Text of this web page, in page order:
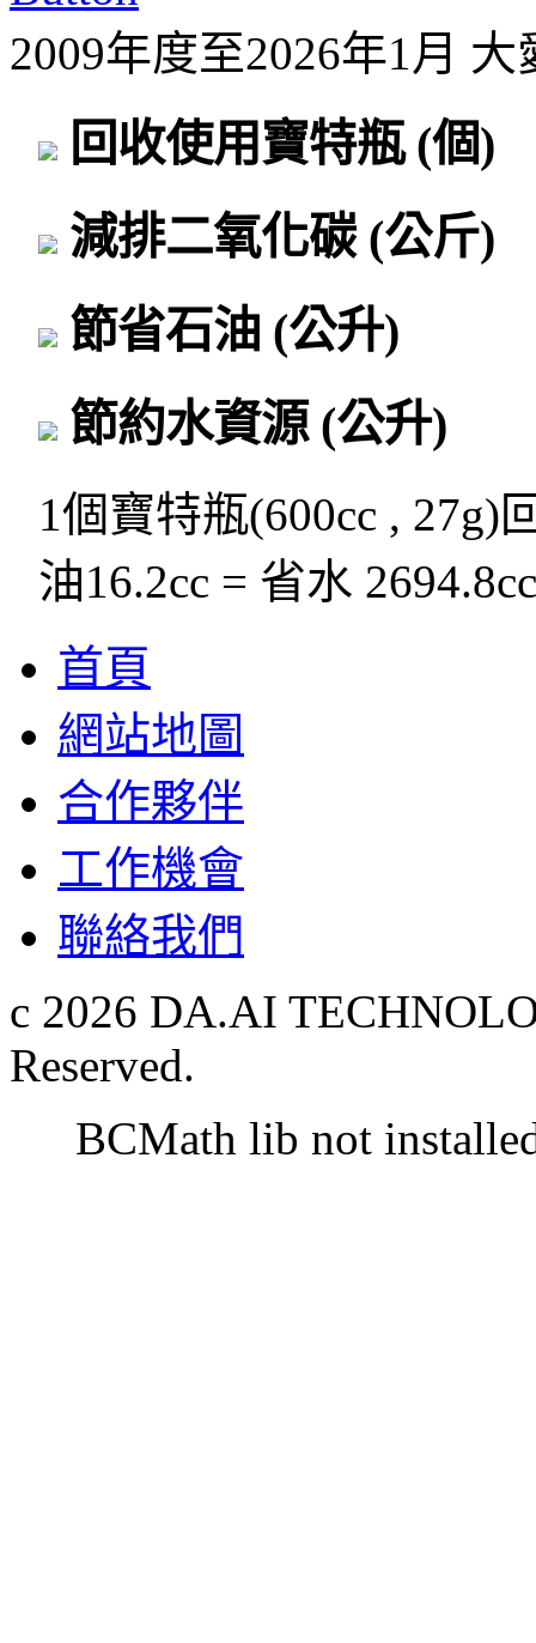
2009年度至2026年1月
回收使用寶特瓶 (個)
減排二氧化碳 (公斤)
節省石油 (公升)
節約水資源 (公升)
1個寶特瓶(600cc , 27g)
油16.2cc = 省水
首頁
網站地圖
合作夥伴
工作機會
聯絡我們
c 2026 DA.AI
Reserved.
BCMath lib not